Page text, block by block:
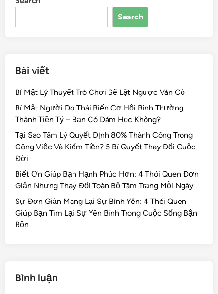
o
o
n s
Search
Bài viết
Bí Mật Lý Thuyết Trò Chơi Sẽ Lật Ngược Ván Cờ
Bí Mật Người Do Thái Biến Cơ Hội Bình Thường
Thành Tiền Tỷ – Bạn Có Dám Học Không?
Tại Sao Tâm Lý Quyết Định 80% Thành Công Trong
Công Việc Và Kiếm Tiền? 5 Bí Quyết Thay Đổi Cuộc
Đời
Biết Ơn Giúp Bạn Hạnh Phúc Hơn: 4 Thói Quen Đơn
Giản Nhưng Thay Đổi Toàn Bộ Tâm Trạng Mỗi Ngày
Sự Đơn Giản Mang Lại Sự Bình Yên: 4 Thói Quen
Giúp Bạn Tìm Lại Sự Yên Bình Trong Cuộc Sống Bận
Rộn
Bình luận